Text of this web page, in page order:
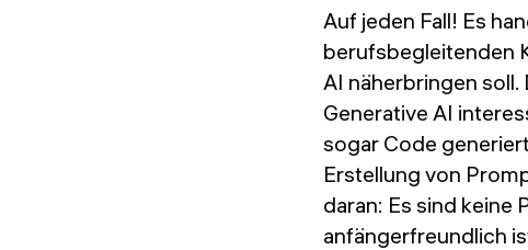
Auf jeden Fall! Es
berufsbegleitenden
AI näherbringen soll.
Generative AI
sogar Code
Erstellung von
daran: Es sind
anfängerfreundlich